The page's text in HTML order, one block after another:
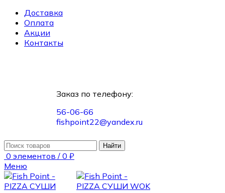
Доставка
Оплата
Акции
Контакты
Заказ по телефону:
56-06-66
fishpoint22@yandex.ru
Найти
0 элементов / 0 ₽
Меню